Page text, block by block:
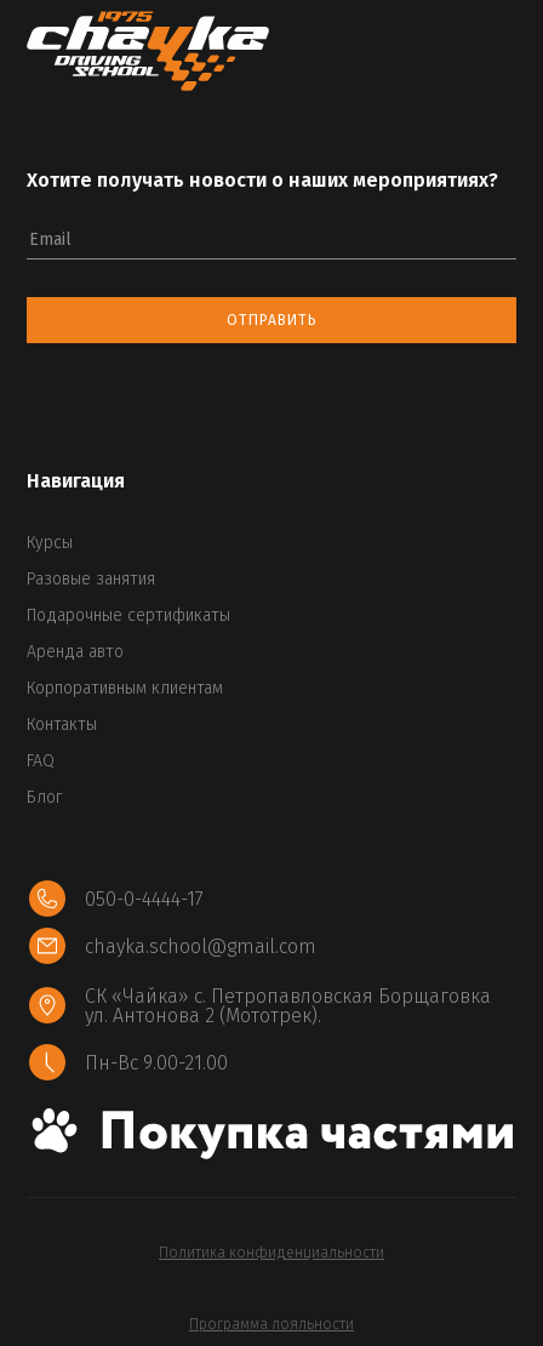
Хотите получать новости о наших мероприятиях?
Email
ОТПРАВИТЬ
Навигация
Курсы
Разовые занятия
Подарочные сертификаты
Аренда авто
Корпоративным клиентам
Контакты
FAQ
Блог
050-0-4444-17
chayka.school@gmail.com
СК «Чайка» с. Петропавловская Борщаговка
ул. Антонова 2 (Мототрек).
Пн-Вс 9.00-21.00
Политика конфиденциальности
Программа лояльности